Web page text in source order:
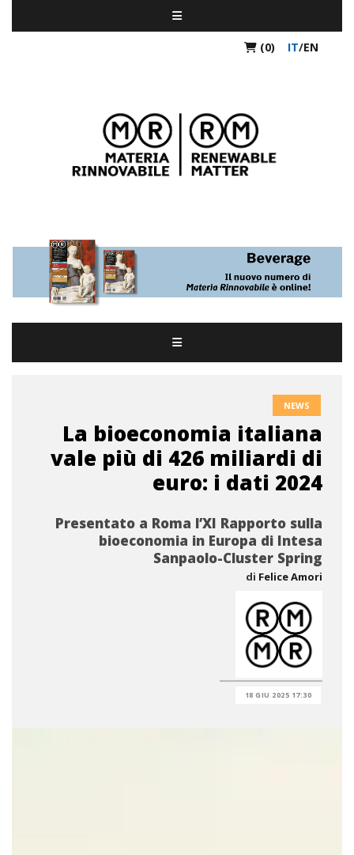
(0) IT/EN
NEWS
La bioeconomia italiana
vale più di 426 miliardi di
euro: i dati 2024
Presentato a Roma l’XI Rapporto sulla
bioeconomia in Europa di Intesa
Sanpaolo-Cluster Spring
di Felice Amori
18 GIU 2025 17:30